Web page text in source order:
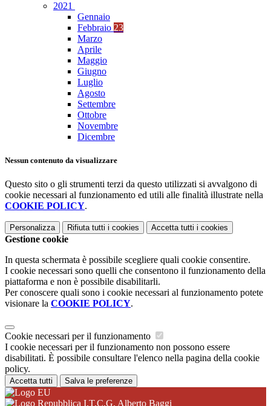
2021
Gennaio
Febbraio 23
Marzo
Aprile
Maggio
Giugno
Luglio
Agosto
Settembre
Ottobre
Novembre
Dicembre
Nessun contenuto da visualizzare
Questo sito o gli strumenti terzi da questo utilizzati si avvalgono di
cookie necessari al funzionamento ed utili alle finalità illustrate nella
COOKIE POLICY.
Personalizza Rifiuta tutti i cookies Accetta tutti i cookies
Gestione cookie
In questa schermata è possibile scegliere quali cookie consentire.
I cookie necessari sono quelli che consentono il funzionamento della
piattaforma e non è possibile disabilitarli.
Per conoscere quali sono i cookie necessari al funzionamento potete
visionare la COOKIE POLICY.
Cookie necessari per il funzionamento
I cookie necessari per il funzionamento non possono essere
disabilitati. È possibile consultare l'elenco nella pagina della cookie
policy.
Accetta tutti Salva le preferenze
I.T.C.G. Alberto Baggi